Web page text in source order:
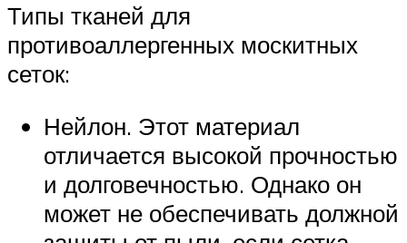
Типы тканей для
противоаллергенных москитных
сеток:
Нейлон. Этот материал
отличается высокой прочностью
и долговечностью. Однако он
может не обеспечивать должной